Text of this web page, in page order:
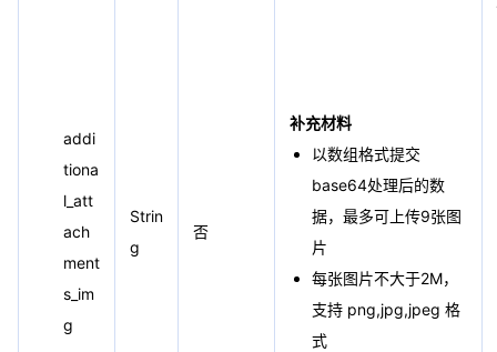
addi
tiona
l_att
ach
ment
s_im
g
Strin
g
否
补充材料
以数组格式提交
base64处理后的数
据，最多可上传9张图
片
每张图片不大于2M，
支持 png,jpg,jpeg 格
式